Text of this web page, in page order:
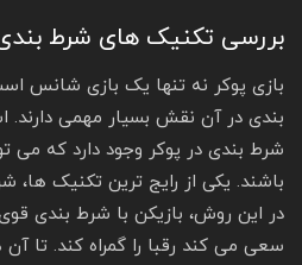
بررسی تکنیک های شرط بندی
بازی پوکر نه تنها یک بازی شانس
بندی در آن نقش بسیار مهمی دارند.
شرط بندی در پوکر وجود دارد که می
باشند. یکی از رایج ترین تکنیک
در این روش، بازیکن با شرط بندی
سعی می کند رقبا را گمراه کند. تا